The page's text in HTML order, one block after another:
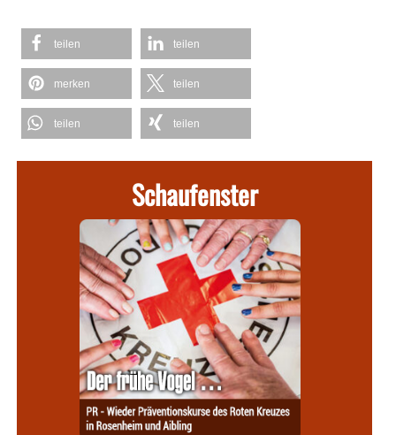
teilen teilen
merken teilen
teilen teilen
Schaufenster